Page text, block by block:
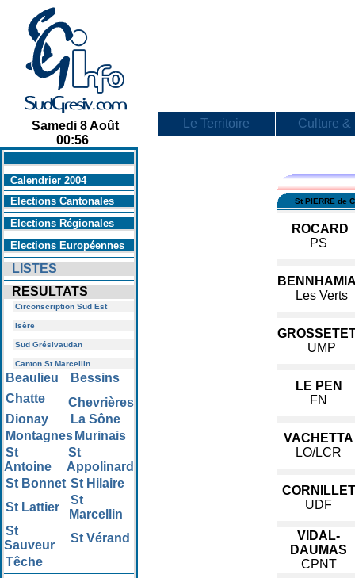
Samedi 8 Août
00:56
Le Territoire Culture &
Calendrier 2004
Elections Cantonales
Elections Régionales
Elections Européennes
LISTES
RESULTATS
Circonscription Sud Est
Isère
Sud Grésivaudan
Canton St Marcellin
Beaulieu
Bessins
Chatte
Chevrières
Dionay
La Sône
Montagnes Murinais
St
Antoine
St
Appolinard
St Bonnet St Hilaire
St Lattier
St
Marcellin
St
Sauveur
St Vérand
Têche
St PIERRE de
ROCARD
PS
Les Verts
UMP
LE PEN
FN
VACHETTA
LO/LCR
CORNILLET
UDF
VIDAL-
DAUMAS
CPNT